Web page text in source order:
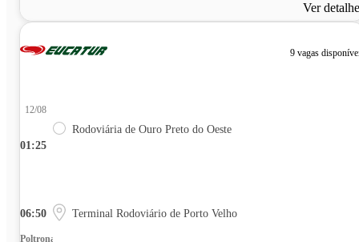
Ver
9 vagas
01:25
12/08
Rodoviária de Ouro Preto do Oeste
06:50 Terminal Rodoviário de Porto Velho
Poltrona